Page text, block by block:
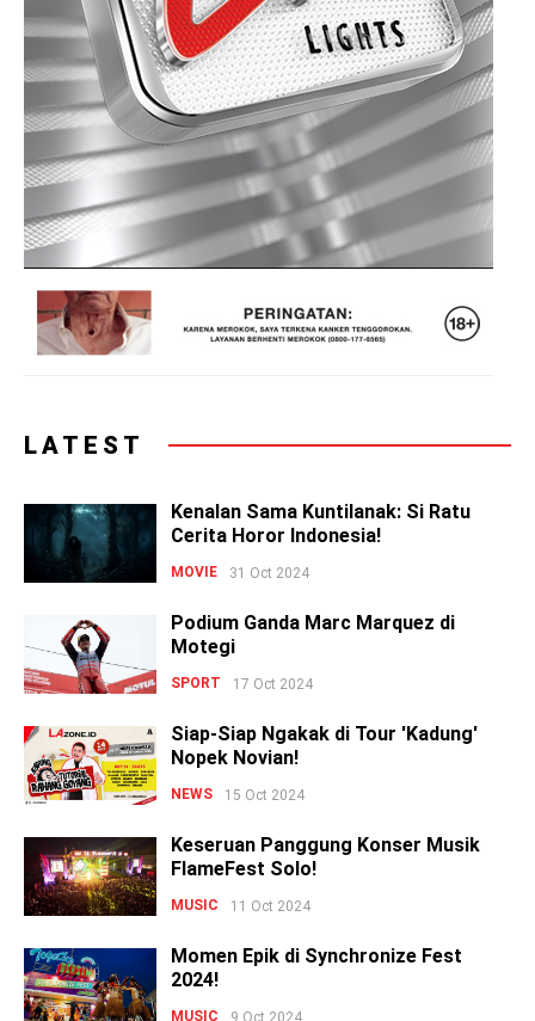
LATEST
Kenalan Sama Kuntilanak: Si Ratu
Cerita Horor Indonesia!
MOVIE 31 Oct 2024
Podium Ganda Marc Marquez di
Motegi
SPORT 17 Oct 2024
Siap-Siap Ngakak di Tour 'Kadung'
Nopek Novian!
NEWS 15 Oct 2024
Keseruan Panggung Konser Musik
FlameFest Solo!
MUSIC 11 Oct 2024
Momen Epik di Synchronize Fest
2024!
MUSIC 9 Oct 2024